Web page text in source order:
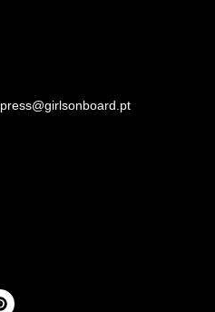
press@girlsonboard.pt